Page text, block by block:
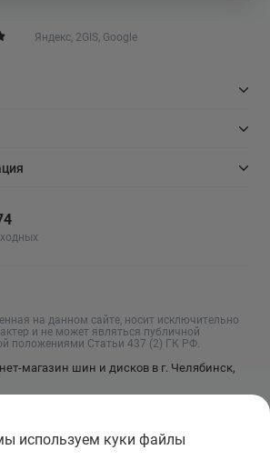
Яндекс, 2GIS, Google
на данном сайте, носит исключительно
и не может являться публичной
положениями Статьи 437 (2) ГК РФ.
магазин шин и дисков в г. Челябинск,
используем куки файлы